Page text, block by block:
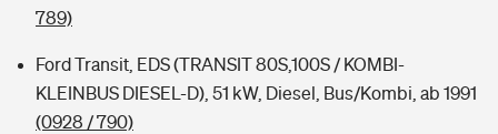
789)
Ford Transit, EDS (TRANSIT 80S,100S / KOMBI-
KLEINBUS DIESEL-D), 51 kW, Diesel, Bus/Kombi, ab 1991
(0928 / 790)